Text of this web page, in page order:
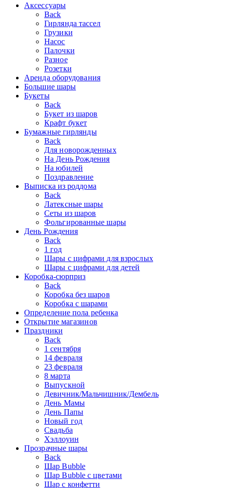
Аксессуары
Back
Гирлянда тассел
Грузики
Насос
Палочки
Разное
Розетки
Аренда оборудования
Большие шары
Букеты
Back
Букет из шаров
Крафт букет
Бумажные гирлянды
Back
Для новорожденных
На День Рождения
На юбилей
Поздравление
Выписка из роддома
Back
Латексные шары
Сеты из шаров
Фольгированные шары
День Рождения
Back
1 год
Шары с цифрами для взрослых
Шары с цифрами для детей
Коробка-сюрприз
Back
Коробка без шаров
Коробка с шарами
Определение пола ребенка
Открытие магазинов
Праздники
Back
1 сентября
14 февраля
23 февраля
8 марта
Выпускной
Девичник/Мальчишник/Дембель
День Мамы
День Папы
Новый год
Свадьба
Хэллоуин
Прозрачные шары
Back
Шар Bubble
Шар Bubble с цветами
Шар с конфетти